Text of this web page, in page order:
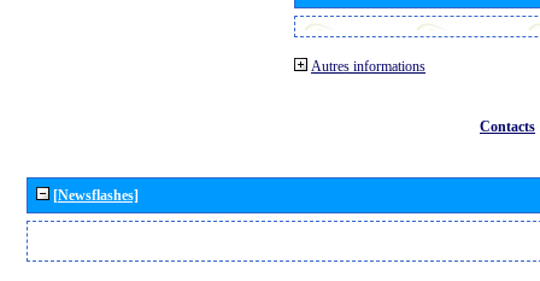
Autres informations
Contacts
[Newsflashes]